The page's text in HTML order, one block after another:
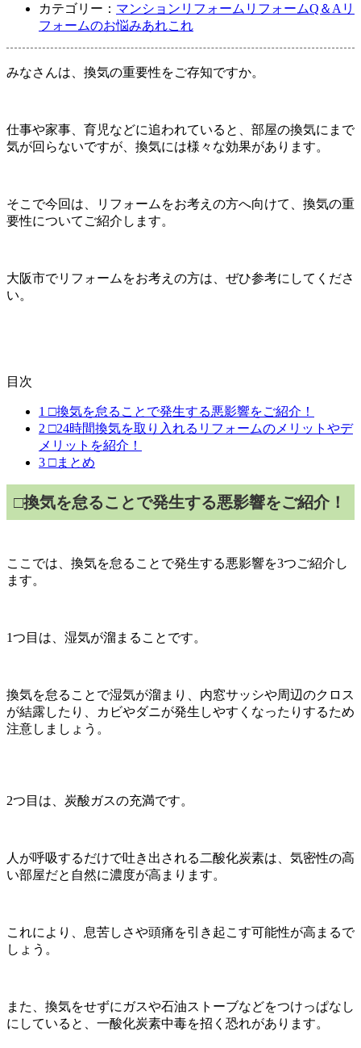
カテゴリー： マンションリフォーム リフォームQ＆A リ
フォームのお悩みあれこれ
みなさんは、換気の重要性をご存知ですか。
仕事や家事、育児などに追われていると、部屋の換気にまで
気が回らないですが、換気には様々な効果があります。
そこで今回は、リフォームをお考えの方へ向けて、換気の重
要性についてご紹介します。
大阪市でリフォームをお考えの方は、ぜひ参考にしてくださ
い。
目次
1 □換気を怠ることで発生する悪影響をご紹介！
2 □24時間換気を取り入れるリフォームのメリットやデ
メリットを紹介！
3 □まとめ
□換気を怠ることで発生する悪影響をご紹介！
ここでは、換気を怠ることで発生する悪影響を3つご紹介し
ます。
1つ目は、湿気が溜まることです。
換気を怠ることで湿気が溜まり、内窓サッシや周辺のクロス
が結露したり、カビやダニが発生しやすくなったりするため
注意しましょう。
2つ目は、炭酸ガスの充満です。
人が呼吸するだけで吐き出される二酸化炭素は、気密性の高
い部屋だと自然に濃度が高まります。
これにより、息苦しさや頭痛を引き起こす可能性が高まるで
しょう。
また、換気をせずにガスや石油ストーブなどをつけっぱなし
にしていると、一酸化炭素中毒を招く恐れがあります。